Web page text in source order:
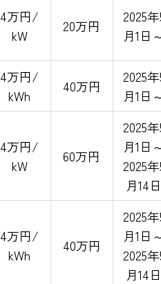
4万円/
kW
20万円
2025
月1日
4万円/
kWh
40万円
2025
月1日
4万円/
kW
60万円
2025
月1日
2025
月14
4万円/
kWh
40万円
2025
月1日
2025
月14